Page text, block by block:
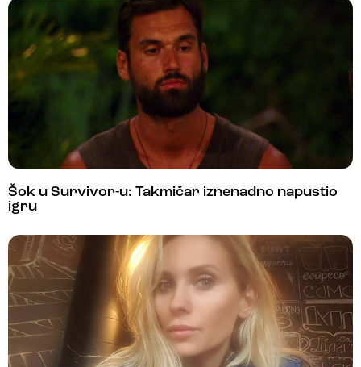
Šok u Survivor-u: Takmičar iznenadno napustio
igru